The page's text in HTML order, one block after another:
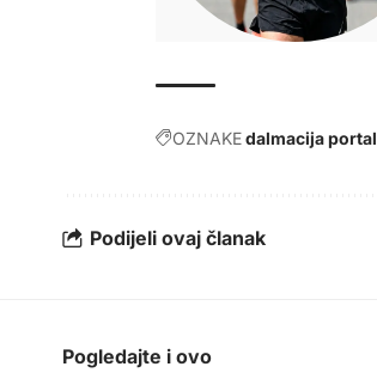
OZNAKEdalmacija portal
Podijeli ovaj članak
Pogledajte i ovo